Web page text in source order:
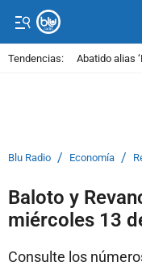
Tendencias: Abatido alias
Blu Radio / Economía /
Baloto y
miércoles 13
Consulte los